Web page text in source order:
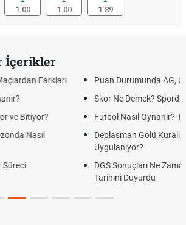
1.00
1.00
1.89
İçerikler
AG, OM ve Diğer Kısaltmalar Ne Anlama Gelir?
Skor ve Sonuç Kavramları
Temel Futbol Kuralları
Kuralı Nedir? Hangi Organizasyonlarda
Zaman Açıklanacak 2026? ÖSYM Sonuç